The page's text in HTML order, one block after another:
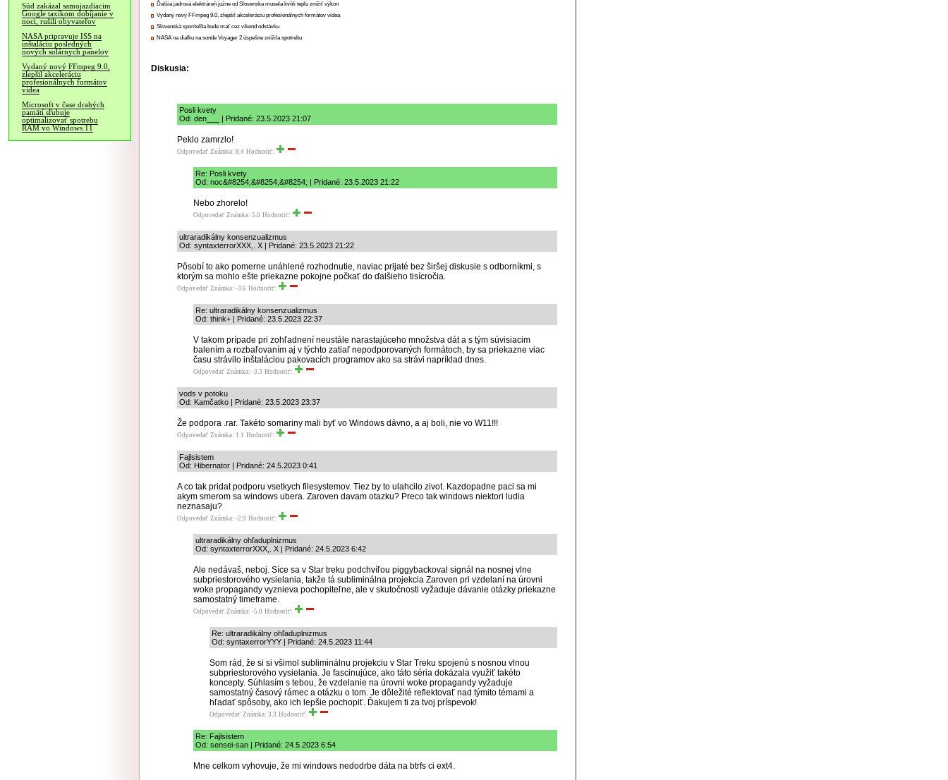
Súd zakázal samojazdiacim
Google taxíkom dobíjanie v
noci, rušili obyvateľov
NASA pripravuje ISS na
inštaláciu posledných
nových solárnych panelov
Vydaný nový FFmpeg 9.0,
zlepšil akceleráciu
profesionálnych formátov
videa
Microsoft v čase drahých
pamätí sľubuje
optimalizovať spotrebu
RAM vo Windows 11
Ďalšia jadrová elektráreň južne od Slovenska musela kvôli teplu znížiť výkon
Vydaný nový FFmpeg 9.0, zlepšil akceleráciu profesionálnych formátov videa
Slovenská sporiteľňa bude mať cez víkend odstávku
NASA na diaľku na sonde Voyager 2 úspešne znížila spotrebu
Diskusia:
Posli kvety
Od: den___ | Pridané: 23.5.2023 21:07
Peklo zamrzlo!
Odpovedať Známka: 8.4 Hodnotiť:
Re: Posli kvety
Od: noc&#8254;&#8254;&#8254; | Pridané: 23.5.2023 21:22
Nebo zhorelo!
Odpovedať Známka: 5.0 Hodnotiť:
ultraradikálny konsenzualizmus
Od: syntaxterrorXXX,. X | Pridané: 23.5.2023 21:22
Pôsobí to ako pomerne unáhlené rozhodnutie, naviac prijaté bez širšej diskusie s odborníkmi, s
ktorým sa mohlo ešte priekazne pokojne počkať do ďalšieho tisícročia.
Odpovedať Známka: -3.6 Hodnotiť:
Re: ultraradikálny konsenzualizmus
Od: think+ | Pridané: 23.5.2023 22:37
V takom prípade pri zohľadnení neustále narastajúceho množstva dát a s tým súvisiacim
balením a rozbaľovaním aj v týchto zatiaľ nepodporovaných formátoch, by sa priekazne viac
času strávilo inštaláciou pakovacích programov ako sa strávi napríklad dnes.
Odpovedať Známka: -3.3 Hodnotiť:
vods v potoku
Od: Kamčatko | Pridané: 23.5.2023 23:37
Že podpora .rar. Takéto somariny mali byť vo Windows dávno, a aj boli, nie vo W11!!!
Odpovedať Známka: 1.1 Hodnotiť:
Fajlsistem
Od: Hibernator | Pridané: 24.5.2023 0:41
A co tak pridat podporu vsetkych filesystemov. Tiez by to ulahcilo zivot. Kazdopadne paci sa mi
akym smerom sa windows ubera. Zaroven davam otazku? Preco tak windows niektori ludia
neznasaju?
Odpovedať Známka: -2.9 Hodnotiť:
ultraradikálny ohľaduplnizmus
Od: syntaxterrorXXX,. X | Pridané: 24.5.2023 6:42
Ale nedávaš, neboj. Síce sa v Star treku podchvíľou piggybackoval signál na nosnej vlne
subpriestorového vysielania, takže tá subliminálna projekcia Zaroven pri vzdelaní na úrovni
woke propagandy vyznieva pochopiteľne, ale v skutočnosti vyžaduje dávanie otázky priekazne
samostatný timeframe.
Odpovedať Známka: -5.0 Hodnotiť:
Re: ultraradikálny ohľaduplnizmus
Od: syntaxerrorYYY | Pridané: 24.5.2023 11:44
Som rád, že si si všimol subliminálnu projekciu v Star Treku spojenú s nosnou vlnou
subpriestorového vysielania. Je fascinujúce, ako táto séria dokázala využiť takéto
koncepty. Súhlasím s tebou, že vzdelanie na úrovni woke propagandy vyžaduje
samostatný časový rámec a otázku o tom. Je dôležité reflektovať nad týmito témami a
hľadať spôsoby, ako ich lepšie pochopiť. Ďakujem ti za tvoj príspevok!
Odpovedať Známka: 3.3 Hodnotiť:
Re: Fajlsistem
Od: sensei-san | Pridané: 24.5.2023 6:54
Mne celkom vyhovuje, že mi windows nedodrbe dáta na btrfs ci ext4.